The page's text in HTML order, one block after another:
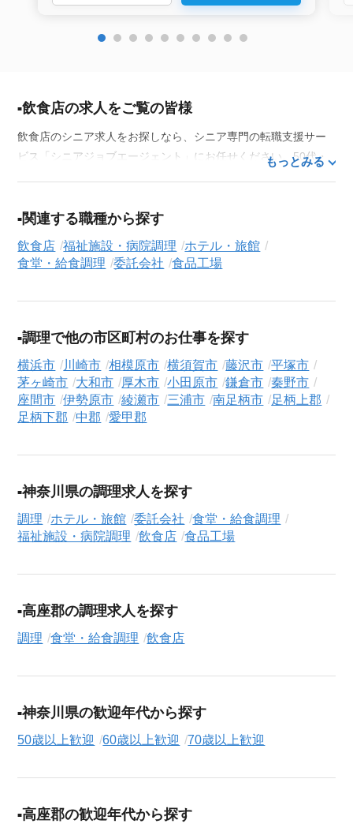
飲食店の求人をご覧の皆様
飲食店のシニア求人をお探しなら、シニア専門の転職支援サー
ビス「シニアジョブエージェント」にお任せください。50代・
ポートします。この求人を含む
の非公開求人です。
気になる求人がございましたら、まずは「求人紹介を依頼す
イザーが、これまでのご経歴やご希望を丁寧にヒアリングし、
職務経歴書の作成から面接対策、企業との条件交渉まで、転職
活動の全プロセスを無料でサポートいたします。
求人検索について
収・時給・日給、さらに 週休2日制、
たこだわり条件での絞り込み検索も可能です。
この飲食店の求人にご興味をお持ちの方はもちろん、「まずは
ス（無料）にお申し込みください。
もっとみる
関連する職種から探す
飲食店 福祉施設・病院調理
ホテル・旅館
食堂・給食調理
委託会社 食品工場
調理で他の市区町村のお仕事を探す
横浜市 川崎市 相模原市 横須賀市 藤沢市
平塚市
茅ヶ崎市
大和市 厚木市 小田原市 鎌倉市
秦野市
座間市
伊勢原市 綾瀬市 三浦市 南足柄市
足柄上郡
足柄下郡
中郡 愛甲郡
神奈川県の調理求人を探す
調理 ホテル・旅館 委託会社
食堂・給食調理
福祉施設・病院調理
飲食店 食品工場
高座郡の調理求人を探す
調理 食堂・給食調理 飲食店
神奈川県の歓迎年代から探す
50歳以上歓迎 60歳以上歓迎 70歳以上歓迎
高座郡の歓迎年代から探す